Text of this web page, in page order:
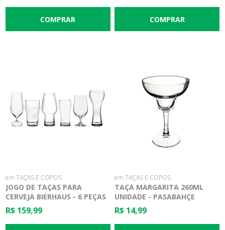
em TAÇAS E COPOS
JOGO DE TAÇAS PARA
CERVEJA BIERHAUS - 6 PEÇAS
- BOHEMIA
R$ 159,99
em TAÇAS E COPOS
TAÇA MARGARITA 260ML
UNIDADE - PASABAHÇE
R$ 14,99